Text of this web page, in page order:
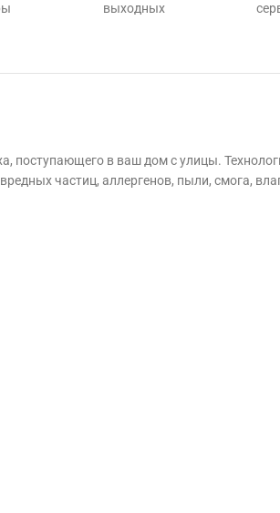
выходных
поступающего в ваш дом с улицы.
частиц, аллергенов, пыли, смога,